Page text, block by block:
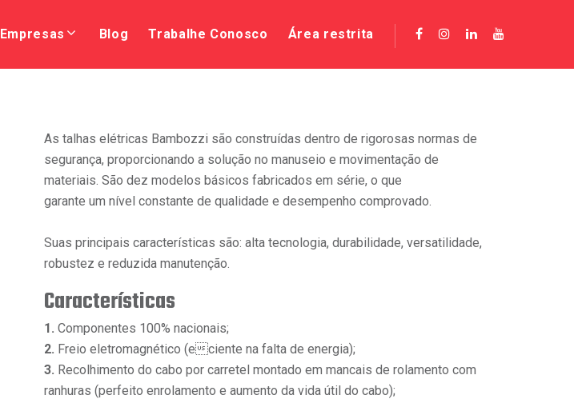
Empresas Blog Trabalhe Conosco Área restrita
As talhas elétricas Bambozzi são construídas dentro de rigorosas normas de
segurança, proporcionando a solução no manuseio e movimentação de
materiais. São dez modelos básicos fabricados em série, o que
garante um nível constante de qualidade e desempenho comprovado.
Suas principais características são: alta tecnologia, durabilidade, versatilidade,
robustez e reduzida manutenção.
Características
1. Componentes 100% nacionais;
2. Freio eletromagnético (eciente na falta de energia);
3. Recolhimento do cabo por carretel montado em mancais de rolamento com
ranhuras (perfeito enrolamento e aumento da vida útil do cabo);